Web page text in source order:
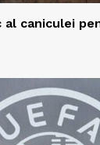
al caniculei